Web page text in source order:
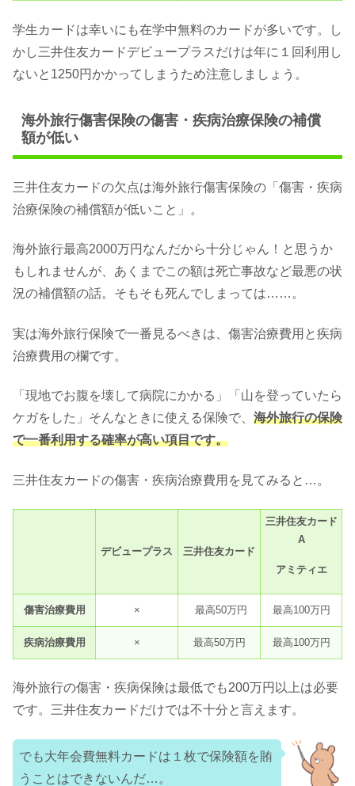
学生カードは幸いにも在学中無料のカードが多いです。し
かし三井住友カードデビュープラスだけは年に１回利用し
ないと1250円かかってしまうため注意しましょう。
海外旅行傷害保険の傷害・疾病治療保険の補償
額が低い
三井住友カードの欠点は海外旅行傷害保険の「傷害・疾病
治療保険の補償額が低いこと」。
海外旅行最高2000万円なんだから十分じゃん！と思うか
もしれませんが、あくまでこの額は死亡事故など最悪の状
況の補償額の話。そもそも死んでしまっては……。
実は海外旅行保険で一番見るべきは、傷害治療費用と疾病
治療費用の欄です。
「現地でお腹を壊して病院にかかる」「山を登っていたら
ケガをした」そんなときに使える保険で、 海外旅行の保険
で一番利用する確率が高い項目です。
三井住友カードの傷害・疾病治療費用を見てみると…。
デビュープラス 三井住友カード
三井住友カード
A
アミティエ
傷害治療費用 × 最高50万円 最高100万円
疾病治療費用 × 最高50万円 最高100万円
海外旅行の傷害・疾病保険は最低でも200万円以上は必要
です。三井住友カードだけでは不十分と言えます。
でも大年会費無料カードは１枚で保険額を賄
うことはできないんだ…。